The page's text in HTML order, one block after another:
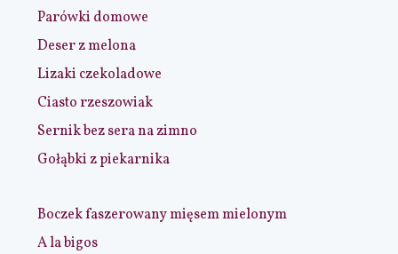
Parówki domowe
Deser z melona
Lizaki czekoladowe
Ciasto rzeszowiak
Sernik bez sera na zimno
Gołąbki z piekarnika
Boczek faszerowany mięsem mielonym
A la bigos